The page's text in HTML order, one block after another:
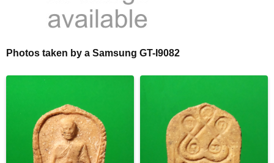
Photos taken by a Samsung GT-I9082